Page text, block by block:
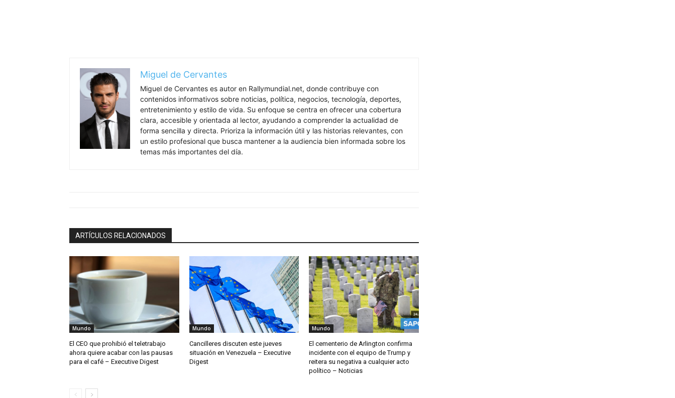
Miguel de Cervantes
Miguel de Cervantes es autor en Rallymundial.net, donde contribuye con
contenidos informativos sobre noticias, política, negocios, tecnología, deportes,
entretenimiento y estilo de vida. Su enfoque se centra en ofrecer una cobertura
clara, accesible y orientada al lector, ayudando a comprender la actualidad de
forma sencilla y directa. Prioriza la información útil y las historias relevantes, con
un estilo profesional que busca mantener a la audiencia bien informada sobre los
temas más importantes del día.
ARTÍCULOS RELACIONADOS
Mundo
El CEO que prohibió el teletrabajo
ahora quiere acabar con las pausas
para el café – Executive Digest
Mundo
Cancilleres discuten este jueves
situación en Venezuela – Executive
Digest
Mundo
El cementerio de Arlington confirma
incidente con el equipo de Trump y
reitera su negativa a cualquier acto
político – Noticias